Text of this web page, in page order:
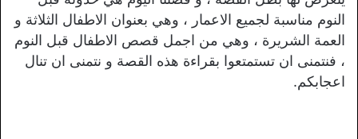
النوم مناسبة لجميع الاعمار ، وهي بعنوان الاطفال الثلاثة و
العمة الشريرة ، وهي من اجمل قصص الاطفال قبل النوم
، فنتمنى ان تستمتعوا بقراءة هذه القصة و نتمنى ان تنال
اعجابكم.